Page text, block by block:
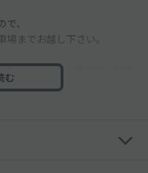
、
までお越し下さい。
いよう、ご入庫の前に駐車
。
す。運転の際はお気をつけ
む